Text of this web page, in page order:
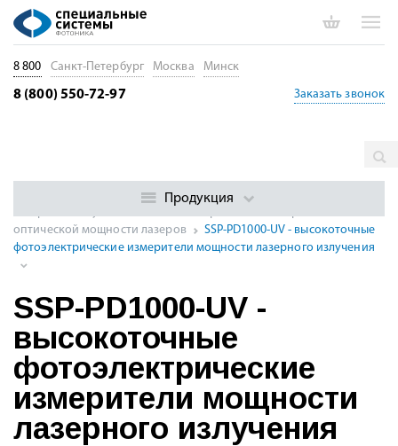
Измерители оптической мощности
оптической мощности лазеров
SSP-PD1000-UV - высокоточные
фотоэлектрические измерители мощности лазерного излучения
SSP-PD1000-UV -
высокоточные
фотоэлектрические
измерители мощности
лазерного излучения
8 800 Санкт-Петербург Москва Минск
8 (800) 550-72-97 Заказать звонок
Продукция